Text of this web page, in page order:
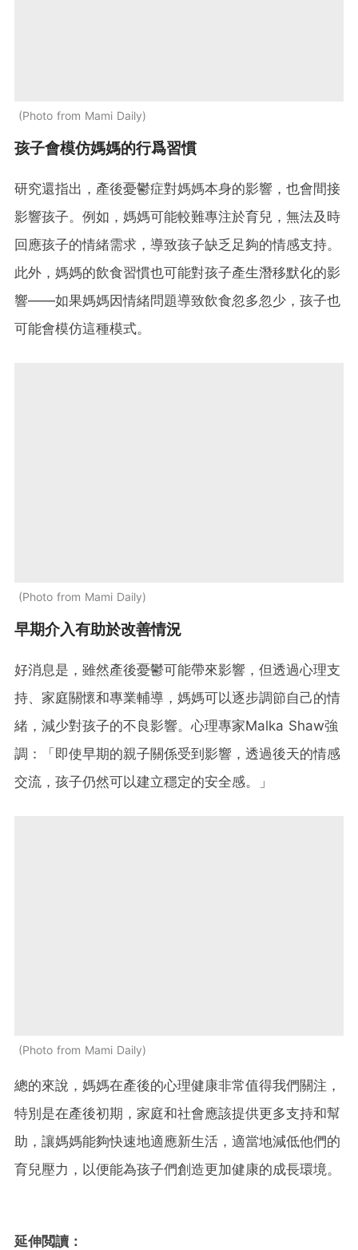
Photo from Mami Daily
孩子會模仿媽媽的行爲習慣
研究還指出，產後憂鬱症對媽媽本身的影響，也會間接
影響孩子。例如，媽媽可能較難專注於育兒，無法及時
回應孩子的情緒需求，導致孩子缺乏足夠的情感支持。
此外，媽媽的飲食習慣也可能對孩子產生潛移默化的影
響——如果媽媽因情緒問題導致飲食忽多忽少，孩子也
可能會模仿這種模式。
Photo from Mami Daily
早期介入有助於改善情況
好消息是，雖然產後憂鬱可能帶來影響，但透過心理支
持、家庭關懷和專業輔導，媽媽可以逐步調節自己的情
緒，減少對孩子的不良影響。心理專家Malka Shaw強
調：「即使早期的親子關係受到影響，透過後天的情感
交流，孩子仍然可以建立穩定的安全感。」
Photo from Mami Daily
總的來說，媽媽在產後的心理健康非常值得我們關注，
特別是在產後初期，家庭和社會應該提供更多支持和幫
助，讓媽媽能夠快速地適應新生活，適當地減低他們的
育兒壓力，以便能為孩子們創造更加健康的成長環境。
延伸閲讀：